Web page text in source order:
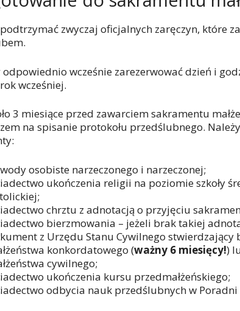
zwyczaj oficjalnych zaręczyn, które
odpowiednio wcześnie zarezerwować dzień i
wcześniej.
3 miesiące przed zawarciem sakramentu
na spisanie protokołu przedślubnego.
osobiste narzeczonego i narzeczonej;
ukończenia religii na poziomie szkoły
chrztu z adnotacją o przyjęciu
bierzmowania – jeżeli brak takiej
z Urzędu Stanu Cywilnego stwierdzający
konkordatowego (ważny 6 miesięcy!)
cywilnego;
ukończenia kursu przedmałżeńskiego;
odbycia nauk przedślubnych w Poradni